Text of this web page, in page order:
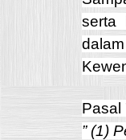
serta
Pasal
” (1)